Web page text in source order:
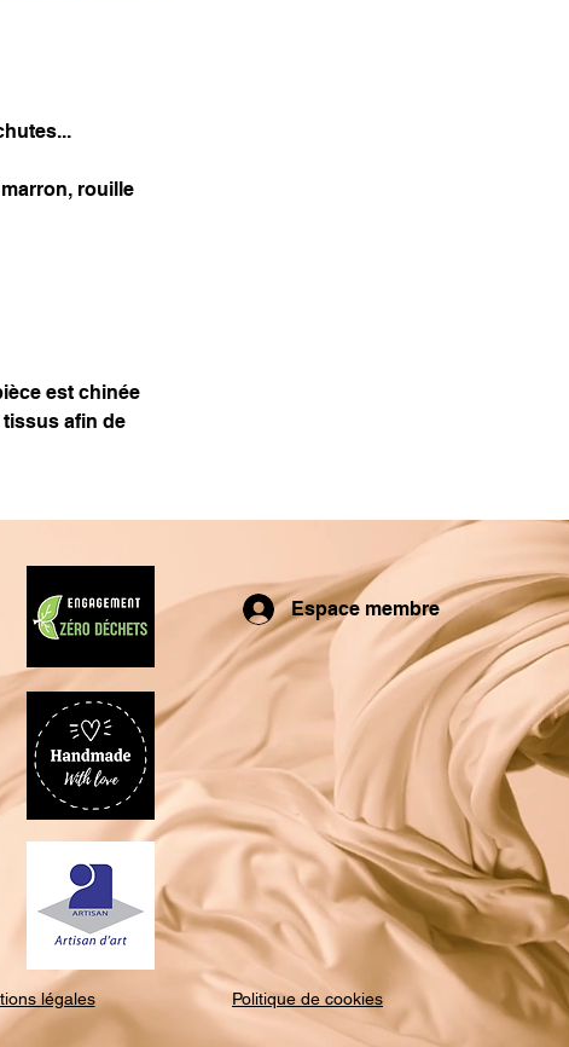
rouille
est chinée
afin de
Espace membre
légales Politique de cookies